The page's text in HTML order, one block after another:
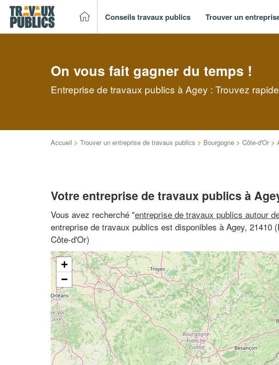
Conseils travaux publics Trouver un
On vous fait gagner du temps !
Entreprise de travaux publics à Agey : Trouvez
Accueil > Trouver un entreprise de travaux publics > Bourgogne > Côte-d'Or >
Votre entreprise de travaux publics à
Vous avez recherché "entreprise de travaux publics autour
entreprise de travaux publics est disponibles à Agey, 21410
Côte-d'Or)
+
−